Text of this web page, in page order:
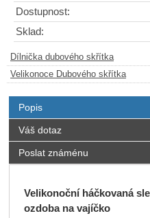
Dostupnost:
Sklad:
Dílnička dubového skřítka
Velikonoce Dubového skřítka
Popis
Váš dotaz
Poslat známénu
Velikonoční háčkovaná
ozdoba na vajíčko